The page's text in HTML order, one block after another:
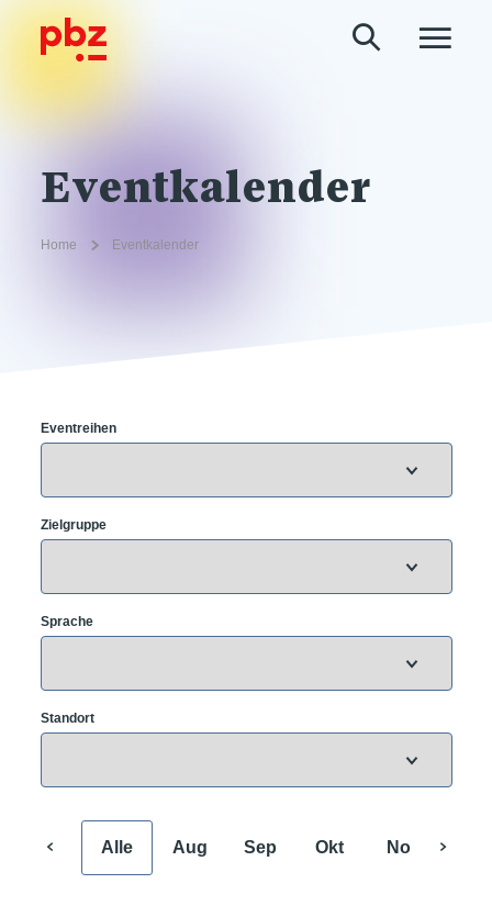
Eventkalender
Home Eventkalender
Eventreihen
Zielgruppe
Sprache
Standort
Alle Aug Sep Okt Nov